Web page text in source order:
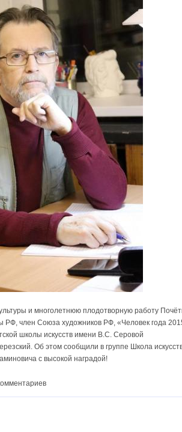
и многолетнюю плодотворную работу
РФ, член Союза художников РФ, «Человек года
школы искусств имени В.С. Серовой
Об этом сообщили в группе Школа
с высокой наградой!